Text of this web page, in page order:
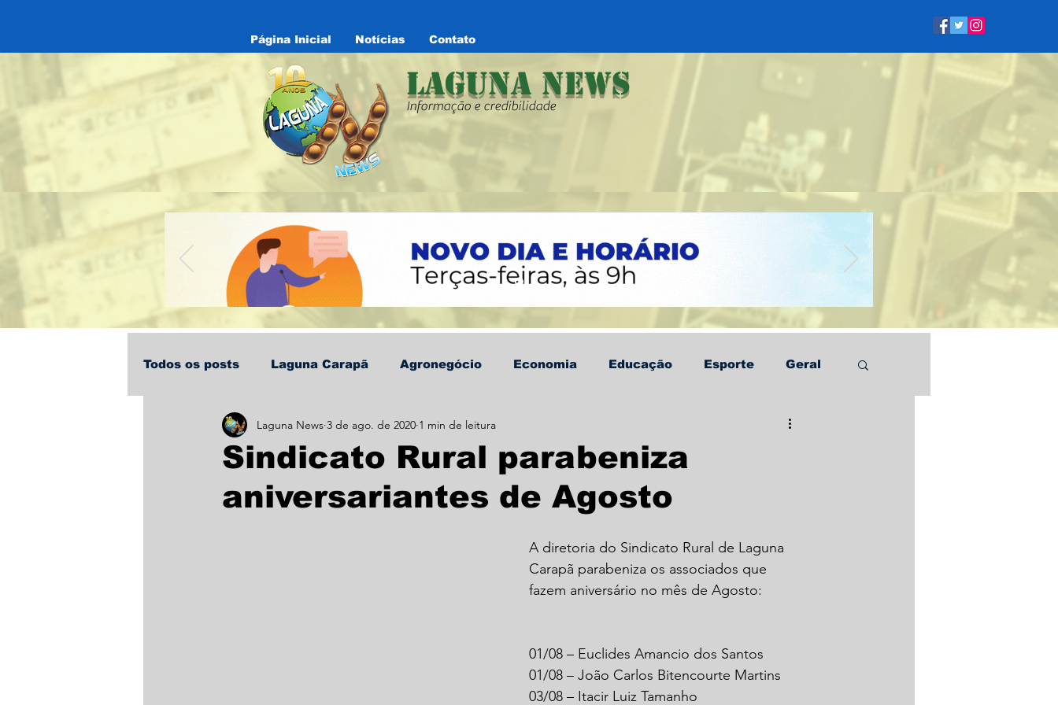
Página Inicial Notícias Contato
Laguna News
Informação e credibilidade
Todos os posts Laguna Carapã Agronegócio Economia Educação Esporte Geral
Policial Política Saúde Informe Publicitário
Sindicato Rural parabeniza
aniversariantes de Agosto
Laguna News 3 de ago. de 2020 1 min de leitura
A diretoria do Sindicato Rural de Laguna
Carapã parabeniza os associados que
fazem aniversário no mês de Agosto:
01/08 – Euclides Amancio dos Santos
01/08 – João Carlos Bitencourte Martins
03/08 – Itacir Luiz Tamanho